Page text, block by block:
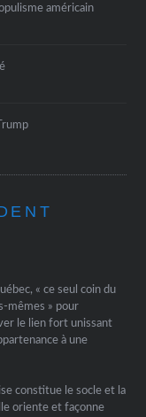
américain
« ce seul coin du
mêmes » pour
le lien fort unissant
à une
constitue le socle et la
oriente et façonne